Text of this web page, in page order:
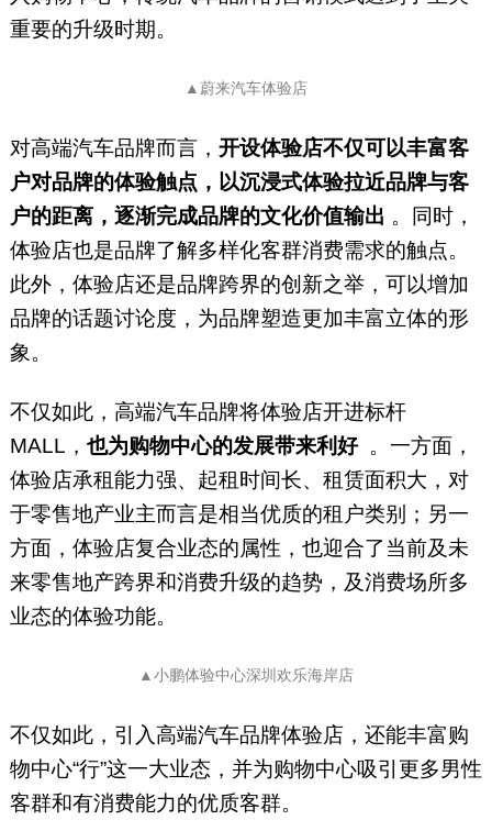
重要的升级时期。
▲蔚来汽车体验店
对高端汽车品牌而言， 开设体验店不仅可以丰富客
户对品牌的体验触点，以沉浸式体验拉近品牌与客
户的距离，逐渐完成品牌的文化价值输出 。同时，
体验店也是品牌了解多样化客群消费需求的触点。
此外，体验店还是品牌跨界的创新之举，可以增加
品牌的话题讨论度，为品牌塑造更加丰富立体的形
象。
不仅如此，高端汽车品牌将体验店开进标杆
MALL， 也为购物中心的发展带来利好 。一方面，
体验店承租能力强、起租时间长、租赁面积大，对
于零售地产业主而言是相当优质的租户类别；另一
方面，体验店复合业态的属性，也迎合了当前及未
来零售地产跨界和消费升级的趋势，及消费场所多
业态的体验功能。
▲小鹏体验中心深圳欢乐海岸店
不仅如此，引入高端汽车品牌体验店，还能丰富购
物中心“行”这一大业态，并为购物中心吸引更多男性
客群和有消费能力的优质客群。